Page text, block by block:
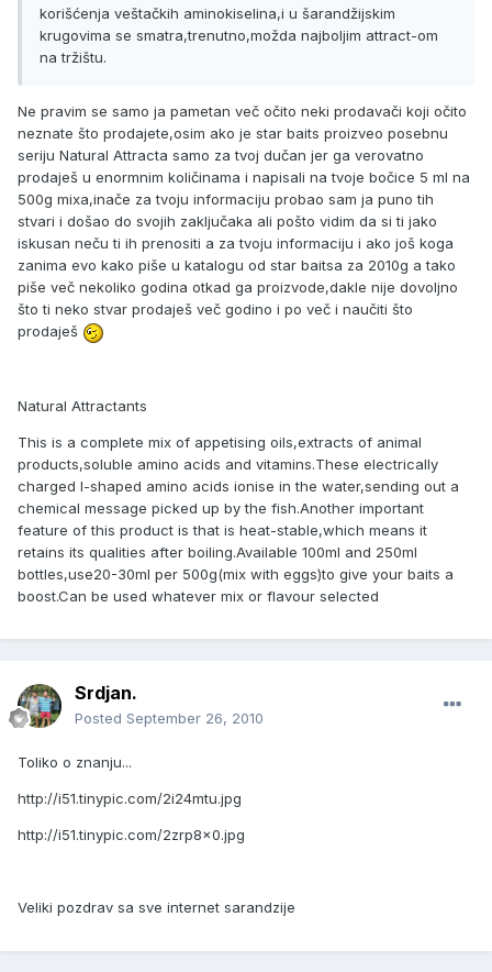
korišćenja veštačkih aminokiselina,i u šarandžijskim
krugovima se smatra,trenutno,možda najboljim attract-om
na tržištu.
Ne pravim se samo ja pametan več očito neki prodavači koji očito
neznate što prodajete,osim ako je star baits proizveo posebnu
seriju Natural Attracta samo za tvoj dučan jer ga verovatno
prodaješ u enormnim količinama i napisali na tvoje bočice 5 ml na
500g mixa,inače za tvoju informaciju probao sam ja puno tih
stvari i došao do svojih zaključaka ali pošto vidim da si ti jako
iskusan neču ti ih prenositi a za tvoju informaciju i ako još koga
zanima evo kako piše u katalogu od star baitsa za 2010g a tako
piše več nekoliko godina otkad ga proizvode,dakle nije dovoljno
što ti neko stvar prodaješ več godino i po več i naučiti što
prodaješ
Natural Attractants
This is a complete mix of appetising oils,extracts of animal
products,soluble amino acids and vitamins.These electrically
charged l-shaped amino acids ionise in the water,sending out a
chemical message picked up by the fish.Another important
feature of this product is that is heat-stable,which means it
retains its qualities after boiling.Available 100ml and 250ml
bottles,use20-30ml per 500g(mix with eggs)to give your baits a
boost.Can be used whatever mix or flavour selected
Srdjan.
Posted September 26, 2010
Toliko o znanju...
http://i51.tinypic.com/2i24mtu.jpg
http://i51.tinypic.com/2zrp8x0.jpg
Veliki pozdrav sa sve internet sarandzije